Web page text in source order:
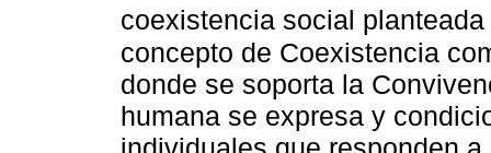
coexistencia social
concepto de Coexistencia
donde se soporta la
humana se expresa y